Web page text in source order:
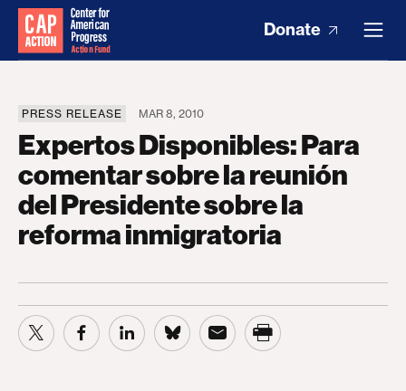
Donate
PRESS RELEASE MAR 8, 2010
Expertos Disponibles: Para
comentar sobre la reunión
del Presidente sobre la
reforma inmigratoria